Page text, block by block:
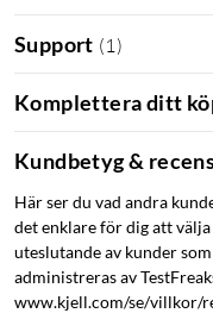
Support (1 )
Komplettera ditt
Kundbetyg &
Här ser du vad andra
det enklare för dig att
uteslutande av kunder
administreras av
www.kjell.com/se/villkor/